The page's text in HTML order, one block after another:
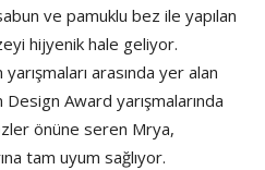
ve pamuklu bez ile yapılan
hijyenik hale geliyor.
arasında yer alan
Award yarışmalarında
önüne seren Mrya,
tam uyum sağlıyor.